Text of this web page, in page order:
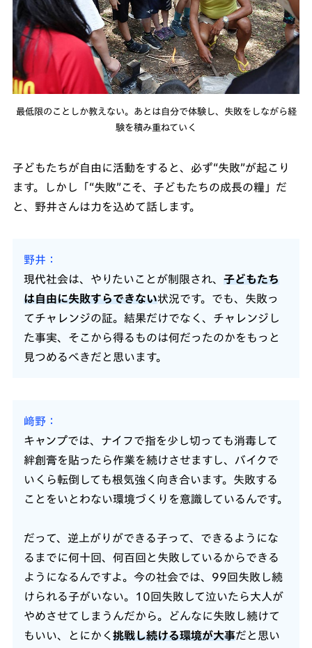
最低限のことしか教えない。あとは自分で体験し、失敗をしながら経
験を積み重ねていく
子どもたちが自由に活動をすると、必ず“失敗”が起こり
ます。しかし「“失敗”こそ、子どもたちの成長の糧」だ
と、野井さんは力を込めて話します。
野井
現代社会は、やりたいことが制限され、 子どもたち
は自由に失敗すらできない状況です。でも、失敗っ
てチャレンジの証。結果だけでなく、チャレンジし
た事実、そこから得るものは何だったのかをもっと
見つめるべきだと思います。
﨑野
キャンプでは、ナイフで指を少し切っても消毒して
絆創膏を貼ったら作業を続けさせますし、バイクで
いくら転倒しても根気強く向き合います。失敗する
ことをいとわない環境づくりを意識しているんです。
だって、逆上がりができる子って、できるようにな
るまでに何十回、何百回と失敗しているからできる
ようになるんですよ。今の社会では、99回失敗し続
けられる子がいない。10回失敗して泣いたら大人が
やめさせてしまうんだから。どんなに失敗し続けて
もいい、とにかく 挑戦し続ける環境が大事だと思い